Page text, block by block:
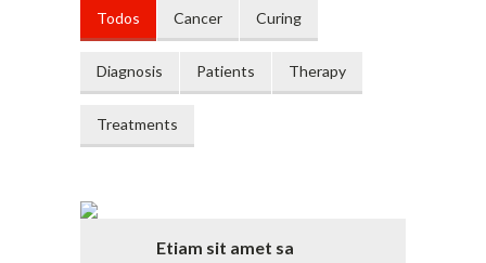
Todos Cancer Curing
Diagnosis Patients Therapy
Treatments
Etiam sit amet sa